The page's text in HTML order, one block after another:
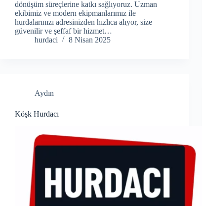
dönüşüm süreçlerine katkı sağlıyoruz. Uzman
ekibimiz ve modern ekipmanlarımız ile
hurdalarınızı adresinizden hızlıca alıyor, size
güvenilir ve şeffaf bir hizmet…
hurdaci
8 Nisan 2025
Aydın
Köşk Hurdacı